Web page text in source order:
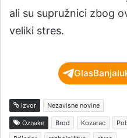
ali su supružnici zbog
veliki stres.
Izvor Nezavisne novine
Oznake Brod Kozarac